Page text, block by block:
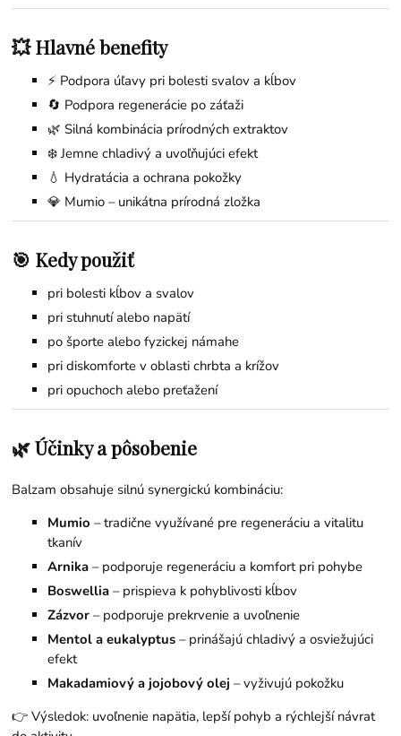
💥 Hlavné benefity
⚡ Podpora úľavy pri bolesti svalov a kĺbov
🔄 Podpora regenerácie po záťaži
🌿 Silná kombinácia prírodných extraktov
❄️ Jemne chladivý a uvoľňujúci efekt
💧 Hydratácia a ochrana pokožky
💎 Mumio – unikátna prírodná zložka
🎯 Kedy použiť
pri bolesti kĺbov a svalov
pri stuhnutí alebo napätí
po športe alebo fyzickej námahe
pri diskomforte v oblasti chrbta a krížov
pri opuchoch alebo preťažení
🌿 Účinky a pôsobenie
Balzam obsahuje silnú synergickú kombináciu:
Mumio – tradične využívané pre regeneráciu a vitalitu
tkanív
Arnika – podporuje regeneráciu a komfort pri pohybe
Boswellia – prispieva k pohyblivosti kĺbov
Zázvor – podporuje prekrvenie a uvoľnenie
Mentol a eukalyptus – prinášajú chladivý a osviežujúci
efekt
Makadamiový a jojobový olej – vyživujú pokožku
👉 Výsledok: uvoľnenie napätia, lepší pohyb a rýchlejší návrat